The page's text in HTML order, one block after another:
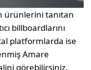
ürünlerini tanıtan
billboardlarını
platformlarda ise
Amare
görebilirsiniz.